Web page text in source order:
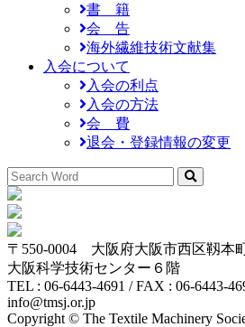
書 籍
会 告
海外繊維技術文献集
入会について
入会の利点
入会の方法
会 費
退会・登録情報の変更
〒550-0004 大阪府大阪市西区靱本
大阪科学技術センター６階
TEL : 06-6443-4691 / FAX : 06-6443-
info@tmsj.or.jp
Copyright © The Textile Machinery